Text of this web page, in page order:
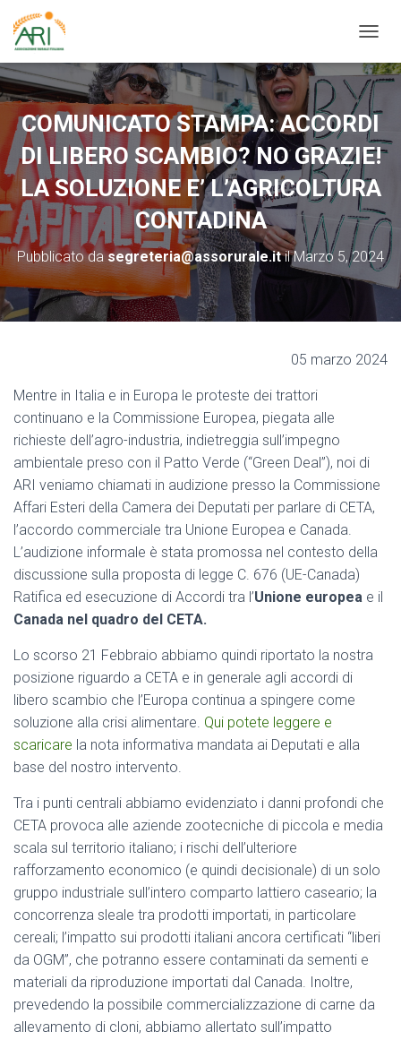
A
V
I
G
A
Z
I
O
N
E
T
O
G
G
COMUNICATO STAMPA: ACCORDI
DI LIBERO SCAMBIO? NO GRAZIE!
LA SOLUZIONE E’ L’AGRICOLTURA
CONTADINA
Pubblicato dasegreteria@assorurale.itilMarzo 5, 2024
05 marzo 2024
Mentre in Italia e in Europa le proteste dei trattori
continuano e la Commissione Europea, piegata alle
richieste dell’agro-industria, indietreggia sull’impegno
ambientale preso con il Patto Verde (“Green Deal”), noi di
ARI veniamo chiamati in audizione presso la Commissione
Affari Esteri della Camera dei Deputati per parlare di CETA,
l’accordo commerciale tra Unione Europea e Canada.
L’audizione informale è stata promossa nel contesto della
discussione sulla proposta di legge C. 676 (UE-Canada)
Ratifica ed esecuzione di Accordi tra l’Unione europea e il
Canada nel quadro del CETA.
Lo scorso 21 Febbraio abbiamo quindi riportato la nostra
posizione riguardo a CETA e in generale agli accordi di
libero scambio che l’Europa continua a spingere come
soluzione alla crisi alimentare. Qui potete leggere e
scaricare la nota informativa mandata ai Deputati e alla
base del nostro intervento.
Tra i punti centrali abbiamo evidenziato i danni profondi che
CETA provoca alle aziende zootecniche di piccola e media
scala sul territorio italiano; i rischi dell’ulteriore
rafforzamento economico (e quindi decisionale) di un solo
gruppo industriale sull’intero comparto lattiero caseario; la
concorrenza sleale tra prodotti importati, in particolare
cereali; l’impatto sui prodotti italiani ancora certificati “liberi
da OGM”, che potranno essere contaminati da sementi e
materiali da riproduzione importati dal Canada. Inoltre,
prevedendo la possibile commercializzazione di carne da
allevamento di cloni, abbiamo allertato sull’impatto